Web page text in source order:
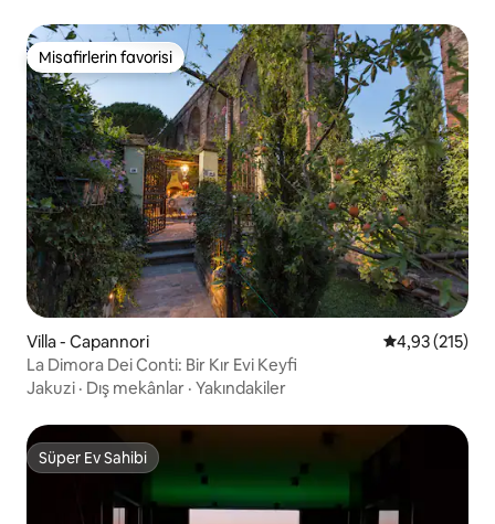
Misafirlerin favorisi
Misafirlerin favorisi
Villa - Capannori 5 üzerinden
4,93 (215)
La Dimora Dei Conti: Bir Kır Evi Keyfi
Jakuzi · Dış mekânlar · Yakındakiler
Süper Ev Sahibi
Süper Ev Sahibi